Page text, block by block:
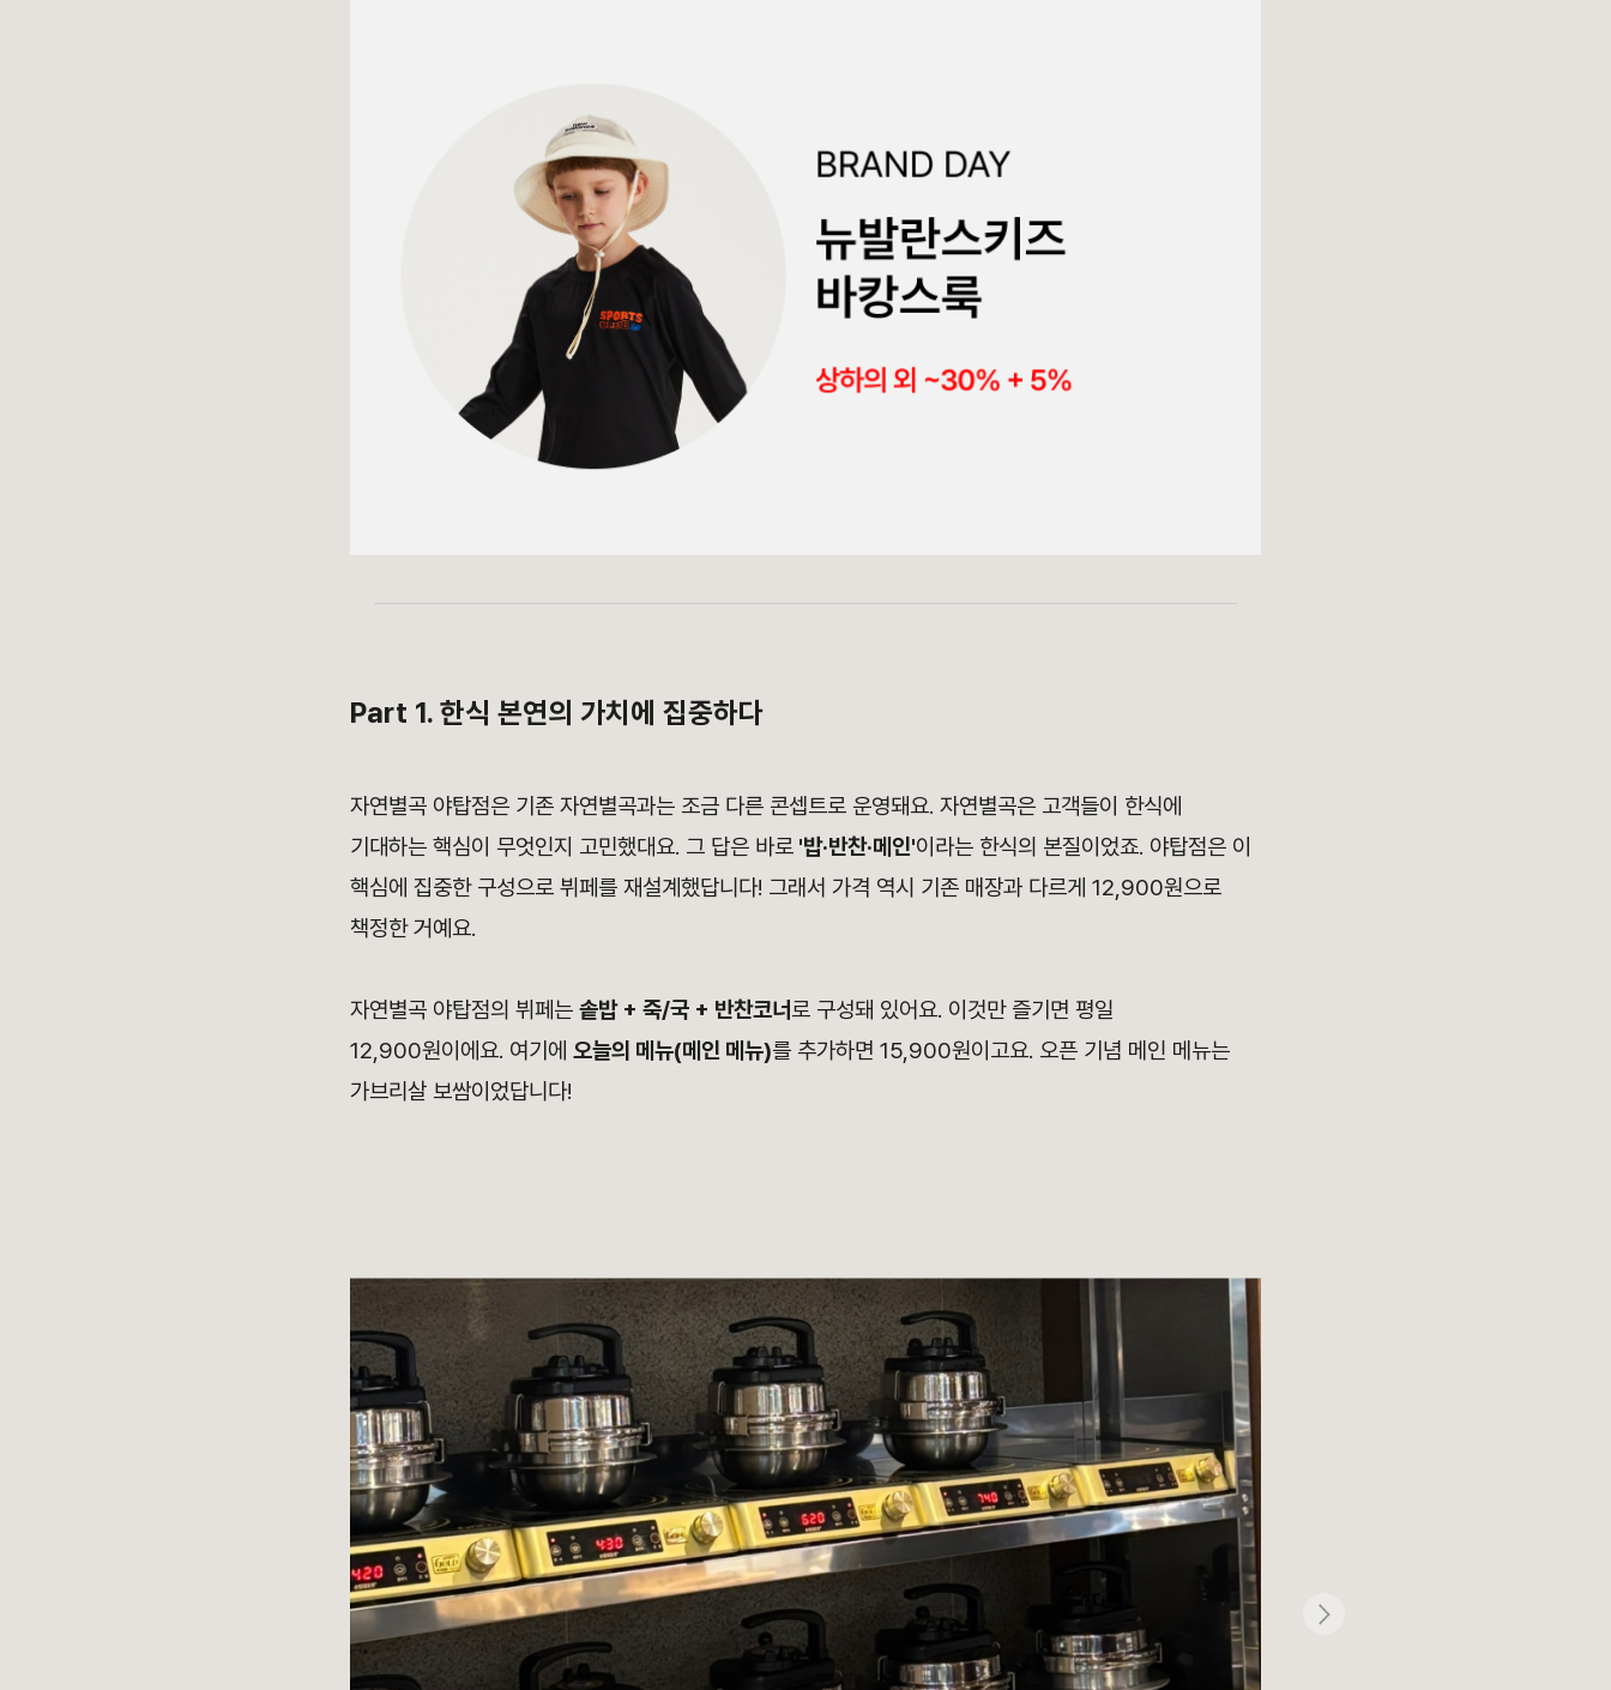
Part 1. 한식 본연의 가치에 집중하다
자연별곡 야탑점은 기존 자연별곡과는 조금 다른 콘셉트로 운영돼요. 자연별곡은 고객들이 한식에
기대하는 핵심이 무엇인지 고민했대요. 그 답은 바로 '밥·반찬·메인'이라는 한식의 본질이었죠. 야탑점은 이
핵심에 집중한 구성으로 뷔페를 재설계했답니다! 그래서 가격 역시 기존 매장과 다르게 12,900원으로
책정한 거예요.
자연별곡 야탑점의 뷔페는 솥밥 + 죽/국 + 반찬코너로 구성돼 있어요. 이것만 즐기면 평일
12,900원이에요. 여기에 오늘의 메뉴(메인 메뉴)를 추가하면 15,900원이고요. 오픈 기념 메인 메뉴는
가브리살 보쌈이었답니다!